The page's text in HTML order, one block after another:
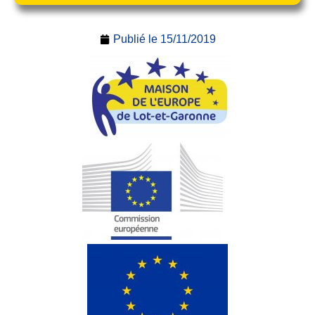
Publié le 15/11/2019